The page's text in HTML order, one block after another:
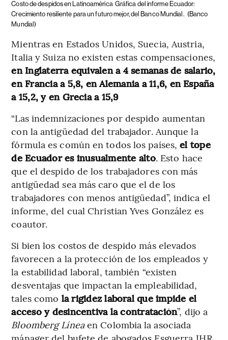
Costo de despidos en Latinoamérica Gráfica del informe Ecuador:
Crecimiento resiliente para un futuro mejor, del Banco Mundial. (Banco
Mundial)
Mientras en Estados Unidos, Suecia, Austria,
Italia y Suiza no existen estas compensaciones,
en Inglaterra equivalen a 4 semanas de salario,
en Francia a 5,8, en Alemania a 11,6, en España
a 15,2, y en Grecia a 15,9
“Las indemnizaciones por despido aumentan
con la antigüedad del trabajador. Aunque la
fórmula es común en todos los países,el tope
de Ecuador es inusualmente alto. Esto hace
que el despido de los trabajadores con más
antigüedad sea más caro que el de los
trabajadores con menos antigüedad”, indica el
informe, del cual Christian Yves González es
coautor.
Si bien los costos de despido más elevados
favorecen a la protección de los empleados y
la estabilidad laboral, también “existen
desventajas que impactan la empleabilidad,
tales como la rigidez laboral que impide el
acceso y desincentiva la contratación”, dijo a
Bloomberg Líneaen Colombia la asociada